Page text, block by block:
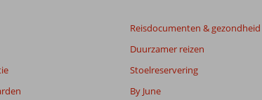
Reisdocumenten & gezondheid
Duurzamer reizen
Stoelreservering
By June